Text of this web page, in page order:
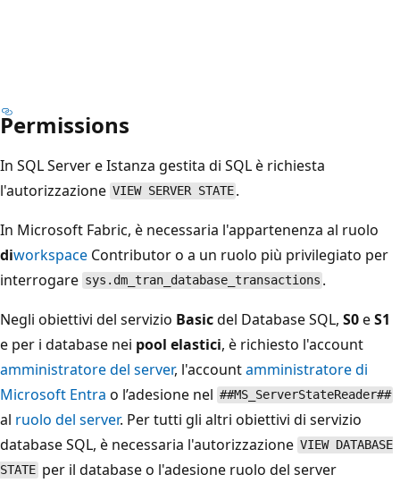
Permissions
In SQL Server e Istanza gestita di SQL è richiesta
l'autorizzazione VIEW SERVER STATE .
In Microsoft Fabric, è necessaria l'appartenenza al ruolo
diworkspace Contributor o a un ruolo più privilegiato per
interrogare sys.dm_tran_database_transactions .
Negli obiettivi del servizio Basicdel Database SQL, S0eS1
e per i database nei pool elastici, è richiesto l'account
amministratore del server, l'accountamministratore di
Microsoft Entra o l’adesione nel ##MS_ServerStateReader##
al ruolo del server. Per tutti gli altri obiettivi di servizio
database SQL, è necessaria l'autorizzazione VIEW DATABASE
STATE per il database o l'adesione ruolo del server